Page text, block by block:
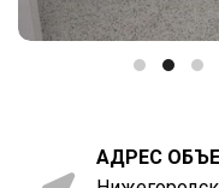
АДРЕС